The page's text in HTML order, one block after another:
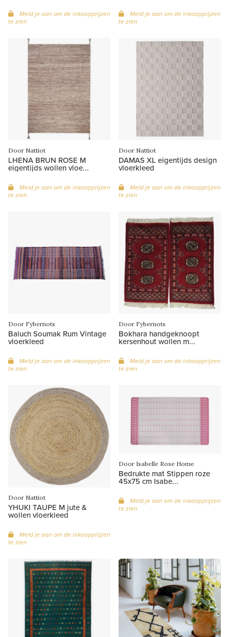
Meld je aan om de inkoopprijzen
te zien
Meld je aan om de inkoopprijzen
te zien
Door Nattiot
LHENA BRUN ROSE M
eigentijds wollen vloe...
Meld je aan om de inkoopprijzen
te zien
Door Nattiot
DAMAS XL eigentijds design
vloerkleed
Meld je aan om de inkoopprijzen
te zien
Door Fybernots
Baluch Soumak Rum Vintage
vloerkleed
Meld je aan om de inkoopprijzen
te zien
Door Fybernots
Bokhara handgeknoopt
kersenhout wollen m...
Meld je aan om de inkoopprijzen
te zien
Door Nattiot
YHUKI TAUPE M jute &
wollen vloerkleed
Meld je aan om de inkoopprijzen
te zien
Door Isabelle Rose Home
Bedrukte mat Stippen roze
45x75 cm Isabe...
Meld je aan om de inkoopprijzen
te zien